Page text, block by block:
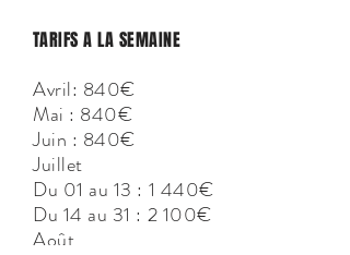
TARIFS A LA SEMAINE
Avril: 840€
Mai : 840€
Juin : 840€
Juillet
Du 01 au 13 : 1 440€
Du 14 au 31 : 2 100€
Août